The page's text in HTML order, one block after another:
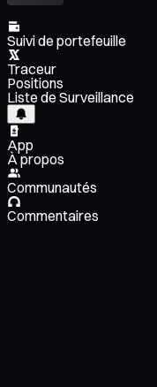
Suivi de portefeuille
Traceur
Positions
Liste de Surveillance
App
À propos
Communautés
Commentaires